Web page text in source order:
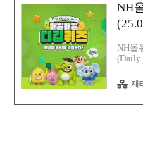
NH
NH올
(Daily
달력
가 두
의
리움
재